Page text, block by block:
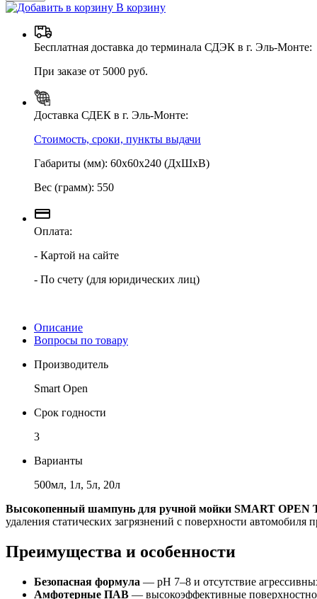
В корзину
Бесплатная доставка до терминала СДЭК в г. Эль-Монте:
При заказе от 5000 руб.
Доставка СДЕК в г. Эль-Монте:
Стоимость, сроки, пункты выдачи
Габариты (мм): 60х60х240 (ДхШхВ)
Вес (грамм): 550
Оплата:
- Картой на сайте
- По счету (для юридических лиц)
Описание
Вопросы по товару
Производитель
Smart Open
Срок годности
3
Варианты
500мл, 1л, 5л, 20л
Высокопенный шампунь для ручной мойки SMART OPEN
удаления статических загрязнений с поверхности
Преимущества и особенности
Безопасная формула — pH 7–8 и отсутствие
Амфотерные ПАВ — высокоэффективные